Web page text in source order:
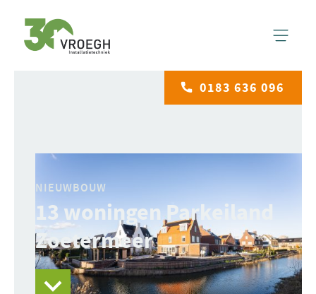
0183 636 096
NIEUWBOUW
13 woningen Parkeiland
Zoetermeer